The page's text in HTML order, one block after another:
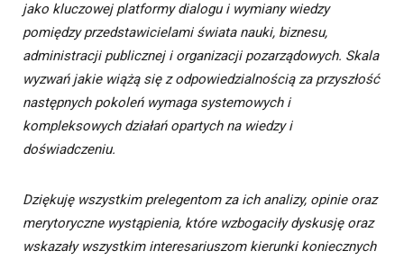
jako kluczowej platformy dialogu i wymiany wiedzy
pomiędzy przedstawicielami świata nauki, biznesu,
administracji publicznej i organizacji pozarządowych. Skala
wyzwań jakie wiążą się z odpowiedzialnością za przyszłość
następnych pokoleń wymaga systemowych i
kompleksowych działań opartych na wiedzy i
doświadczeniu.
Dziękuję wszystkim prelegentom za ich analizy, opinie oraz
merytoryczne wystąpienia, które wzbogaciły dyskusję oraz
wskazały wszystkim interesariuszom kierunki koniecznych